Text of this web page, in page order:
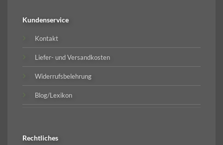
Kundenservice
Kontakt
Liefer- und Versandkosten
Widerrufsbelehrung
Blog/Lexikon
Rechtliches